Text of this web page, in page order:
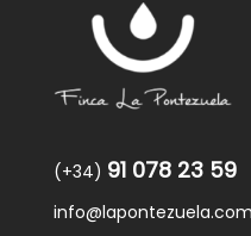
(+34) 91 078 23 59
info@lapontezuela.com